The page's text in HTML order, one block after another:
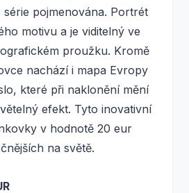
série pojmenována. Portrét
motivu a je viditelný ve
proužku. Kromě
nachází i mapa Evropy
které při naklonění mění
efekt. Tyto inovativní
v hodnotě 20 eur
na světě.